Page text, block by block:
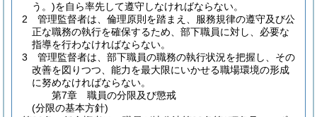
う。)を自ら率先して遵守しなければならない。
2
管理監督者は、倫理原則を踏まえ、服務規律の遵守及び公
正な職務の執行を確保するため、部下職員に対し、必要な
指導を行わなければならない。
3
管理監督者は、部下職員の職務の執行状況を把握し、その
改善を図りつつ、能力を最大限にいかせる職場環境の形成
に努めなければならない。
第7章
職員の分限及び懲戒
(分限の基本方針)